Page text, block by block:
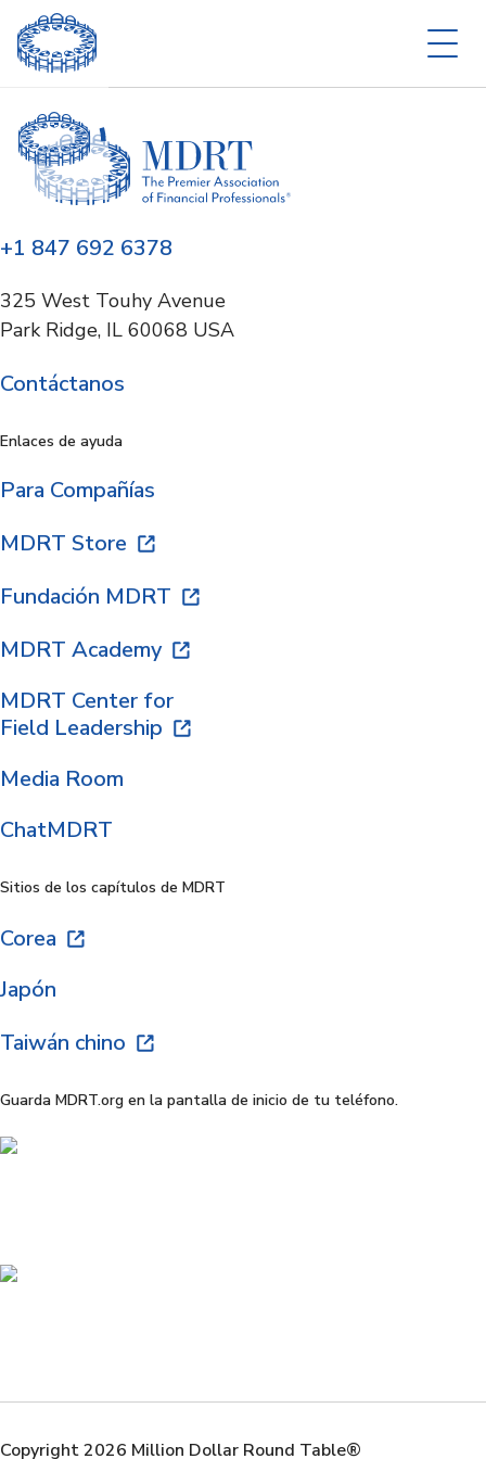
+1 847 692 6378
325 West Touhy Avenue
Park Ridge, IL 60068 USA
Contáctanos
Enlaces de ayuda
Para Compañías
MDRT Store
Fundación MDRT
MDRT Academy
MDRT Center for
Field Leadership
Media Room
ChatMDRT
Sitios de los capítulos de MDRT
Corea
Japón
Taiwán chino
Guarda MDRT.org en la pantalla de inicio de tu teléfono.
Copyright 2026 Million Dollar Round Table®